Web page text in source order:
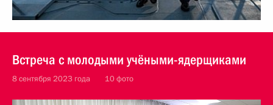
Встреча с молодыми учёными-ядерщиками
8 сентября 2023 года 10 фото